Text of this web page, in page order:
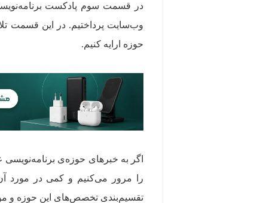
در قسمت سوم پادکست
وب‌سایت پرداختیم. در این قسمت
حوزه ارایه کنیم.
اگر به خبرهای حوزه‌ی برنامه‌نویسی
را مرور می‌کنیم و کمی در
تقسیم‌بندی تخصص‌های این حوزه و